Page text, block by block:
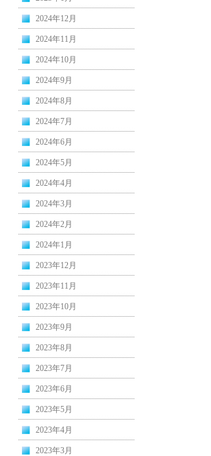
2024年12月
2024年11月
2024年10月
2024年9月
2024年8月
2024年7月
2024年6月
2024年5月
2024年4月
2024年3月
2024年2月
2024年1月
2023年12月
2023年11月
2023年10月
2023年9月
2023年8月
2023年7月
2023年6月
2023年5月
2023年4月
2023年3月